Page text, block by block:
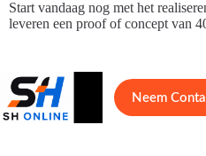
Ga
naar
Start vandaag nog met het
leveren een proof of concept van
Home
Neem